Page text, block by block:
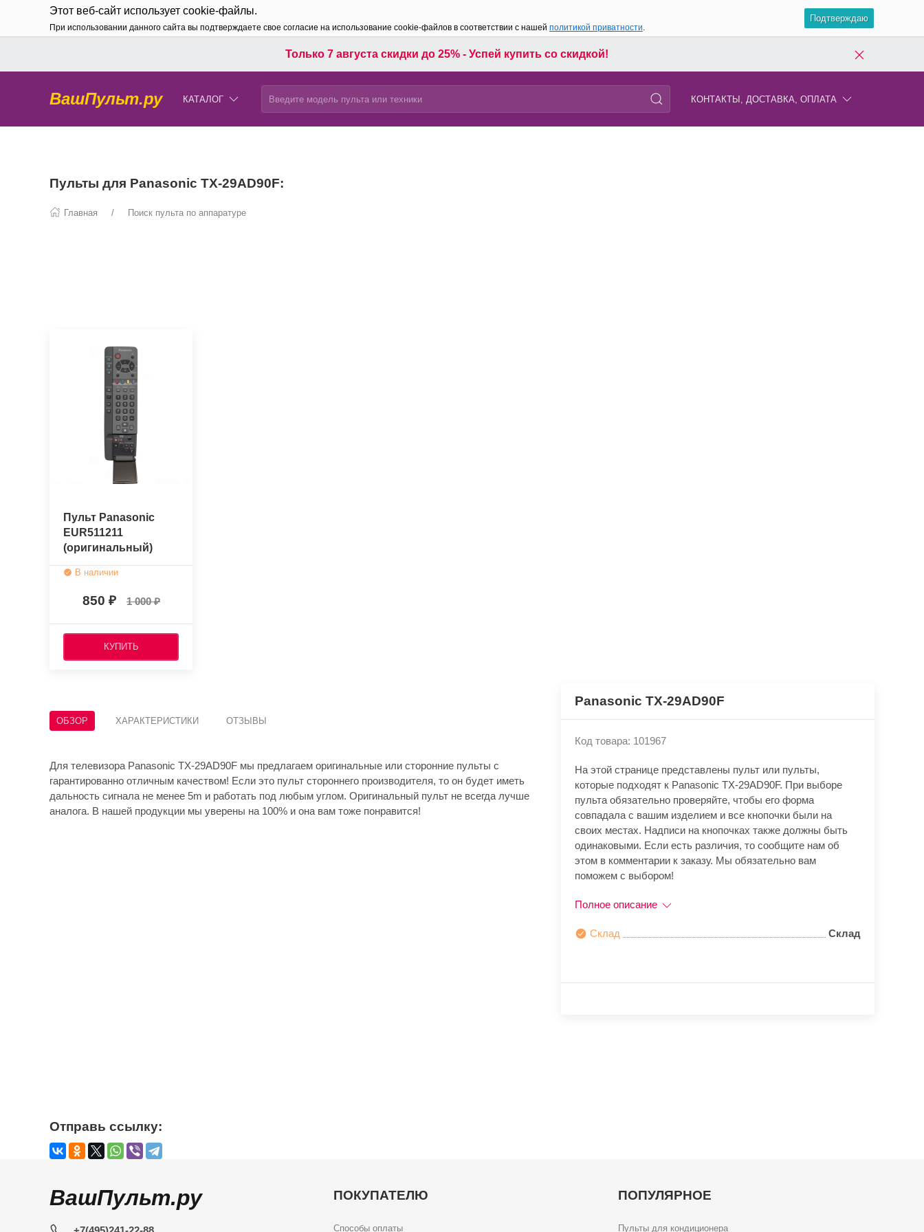
Этот веб-сайт использует cookie-файлы.
При использовании данного сайта вы подтверждаете свое согласие на использование cookie-файлов в соответствии с нашей политикой приватности.
Подтверждаю
Только 7 августа скидки до 25% - Успей купить со скидкой!
ВашПульт.ру КАТАЛОГ КОНТАКТЫ, ДОСТАВКА, ОПЛАТА
Пульты для Panasonic TX-29AD90F:
Главная Поиск пульта по аппаратуре
Пульт Panasonic
EUR511211
(оригинальный)
В наличии
850 1 000
КУПИТЬ
ОБЗОР ХАРАКТЕРИСТИКИ ОТЗЫВЫ
Для телевизора Panasonic TX-29AD90F мы предлагаем оригинальные или сторонние пульты с
гарантированно отличным качеством! Если это пульт стороннего производителя, то он будет иметь
дальность сигнала не менее 5m и работать под любым углом. Оригинальный пульт не всегда лучше
аналога. В нашей продукции мы уверены на 100% и она вам тоже понравится!
Panasonic TX-29AD90F
Код товара: 101967
На этой странице представлены пульт или пульты,
которые подходят к Panasonic TX-29AD90F. При выборе
пульта обязательно проверяйте, чтобы его форма
совпадала с вашим изделием и все кнопочки были на
своих местах. Надписи на кнопочках также должны быть
одинаковыми. Если есть различия, то сообщите нам об
этом в комментарии к заказу. Мы обязательно вам
поможем с выбором!
Полное описание
Склад Склад
Отправь ссылку:
ВашПульт.ру ПОКУПАТЕЛЮ
Способы оплаты
ПОПУЛЯРНОЕ
Пульты для кондиционера